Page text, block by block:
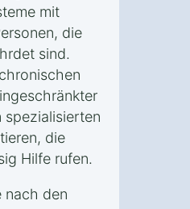
mit
die
sind.
die
Hilfe rufen.
nach den